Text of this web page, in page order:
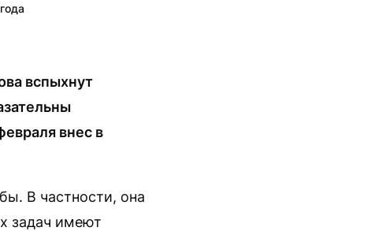
вспыхнут
внес в
В частности, она
задач имеют